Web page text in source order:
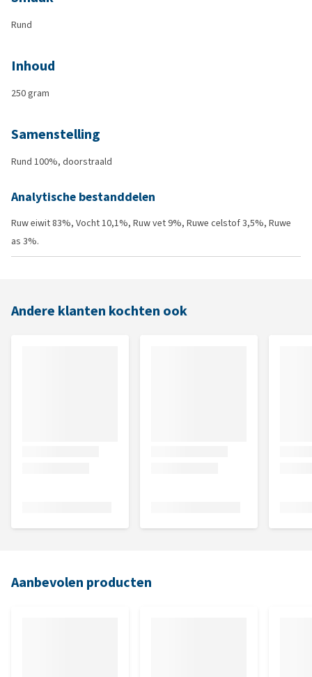
Rund
Inhoud
250 gram
Samenstelling
Rund 100%, doorstraald
Analytische bestanddelen
Ruw eiwit 83%, Vocht 10,1%, Ruw vet 9%, Ruwe celstof 3,5%, Ruwe
as 3%.
Andere klanten kochten ook
Aanbevolen producten